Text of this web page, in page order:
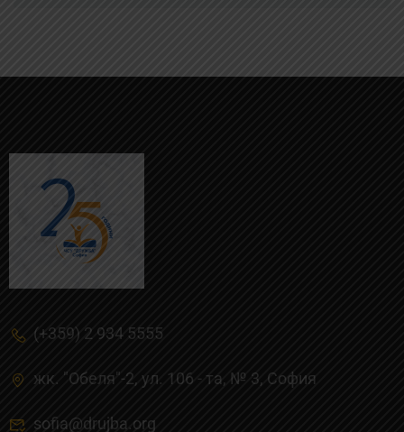
(+359) 2 934 5555
жк. "Обеля"-2, ул. 106 - та, № 3, Cофия
sofia@drujba.org